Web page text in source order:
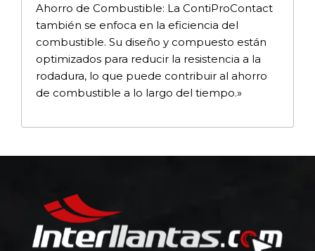
Ahorro de Combustible: La ContiProContact
también se enfoca en la eficiencia del
combustible. Su diseño y compuesto están
optimizados para reducir la resistencia a la
rodadura, lo que puede contribuir al ahorro
de combustible a lo largo del tiempo.»